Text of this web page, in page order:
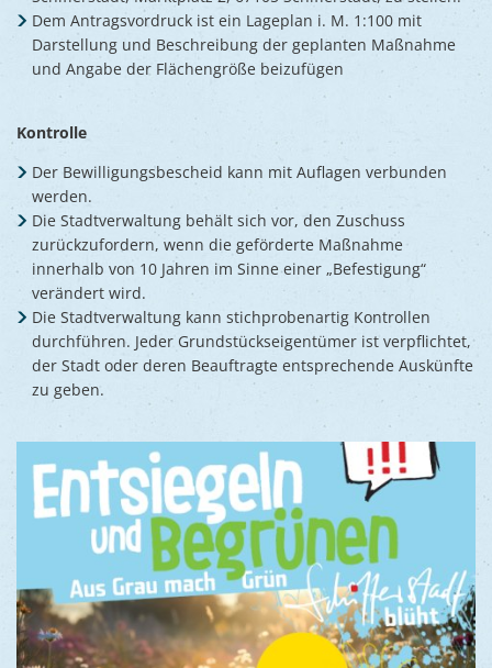
Dem Antragsvordruck ist ein Lageplan i. M. 1:100 mit
Darstellung und Beschreibung der geplanten Maßnahme
und Angabe der Flächengröße beizufügen
Kontrolle
Der Bewilligungsbescheid kann mit Auflagen verbunden
werden.
Die Stadtverwaltung behält sich vor, den Zuschuss
zurückzufordern, wenn die geförderte Maßnahme
innerhalb von 10 Jahren im Sinne einer „Befestigung“
verändert wird.
Die Stadtverwaltung kann stichprobenartig Kontrollen
durchführen. Jeder Grundstückseigentümer ist verpflichtet,
der Stadt oder deren Beauftragte entsprechende Auskünfte
zu geben.